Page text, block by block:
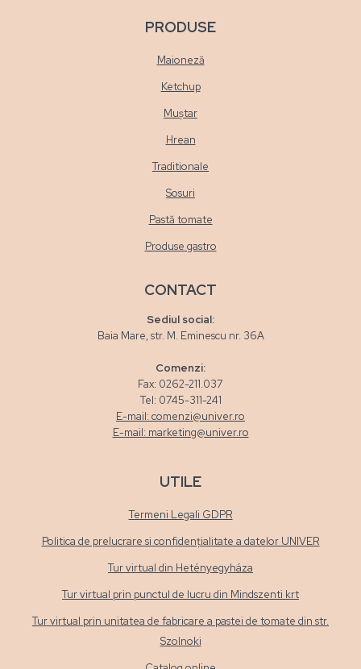
PRODUSE
Maioneză
Ketchup
Muștar
Hrean
Traditionale
Sosuri
Pastă tomate
Produse gastro
CONTACT
Sediul social:
Baia Mare, str. M. Eminescu nr. 36A
Comenzi:
Fax: 0262-211.037
Tel: 0745-311-241
E-mail: comenzi@univer.ro
E-mail: marketing@univer.ro
UTILE
Termeni Legali GDPR
Politica de prelucrare si confidențialitate a datelor UNIVER
Tur virtual din Hetényegyháza
Tur virtual prin punctul de lucru din Mindszenti krt
Tur virtual prin unitatea de fabricare a pastei de tomate din str.
Szolnoki